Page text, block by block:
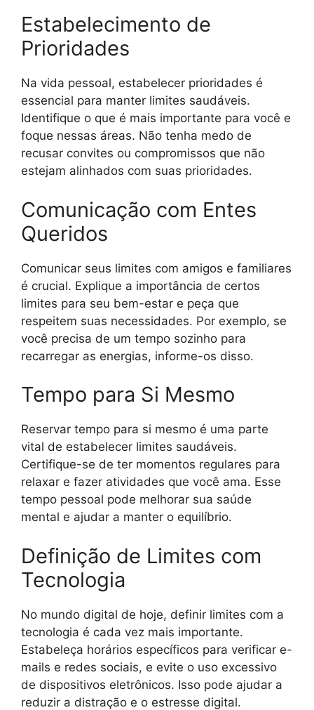
Estabelecimento de
Prioridades
Na vida pessoal, estabelecer prioridades é
essencial para manter limites saudáveis.
Identifique o que é mais importante para você e
foque nessas áreas. Não tenha medo de
recusar convites ou compromissos que não
estejam alinhados com suas prioridades.
Comunicação com Entes
Queridos
Comunicar seus limites com amigos e familiares
é crucial. Explique a importância de certos
limites para seu bem-estar e peça que
respeitem suas necessidades. Por exemplo, se
você precisa de um tempo sozinho para
recarregar as energias, informe-os disso.
Tempo para Si Mesmo
Reservar tempo para si mesmo é uma parte
vital de estabelecer limites saudáveis.
Certifique-se de ter momentos regulares para
relaxar e fazer atividades que você ama. Esse
tempo pessoal pode melhorar sua saúde
mental e ajudar a manter o equilíbrio.
Definição de Limites com
Tecnologia
No mundo digital de hoje, definir limites com a
tecnologia é cada vez mais importante.
Estabeleça horários específicos para verificar e-
mails e redes sociais, e evite o uso excessivo
de dispositivos eletrônicos. Isso pode ajudar a
reduzir a distração e o estresse digital.